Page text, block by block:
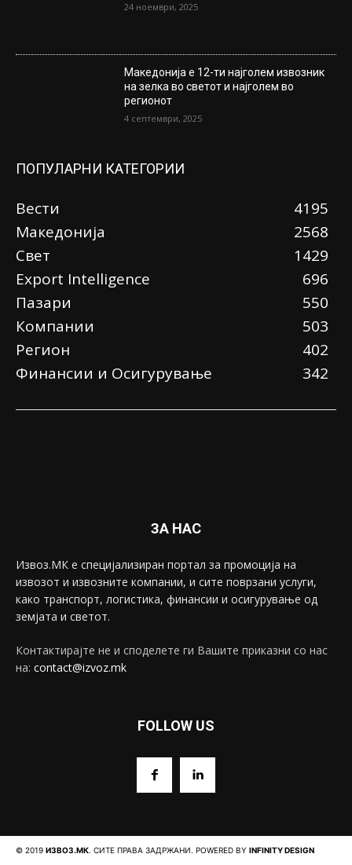
24 ноември, 2025
Македонија е 12-ти најголем извозник
на зелка во светот и најголем во
регионот
4 септември, 2025
ПОПУЛАРНИ КАТЕГОРИИ
Вести
4195
Македонија
2568
Свет
1429
Еxport Intelligence
696
Пазари
550
Компании
503
Регион
402
Финансии и Осигурување
342
ЗА НАС
Извоз.МК е специјализиран портал за промоција на
извозот и извозните компании, и сите поврзани услуги,
како транспорт, логистика, финансии и осигурување од
земјата и светот.
Контактирајте не и споделете ги Вашите приказни со нас
на: contact@izvoz.mk
FOLLOW US
© 2019 ИЗВОЗ.МК. СИТЕ ПРАВА ЗАДРЖАНИ. POWERED BY INFINITY DESIGN